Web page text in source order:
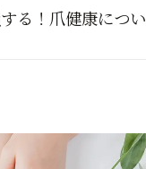
る！爪健康につ